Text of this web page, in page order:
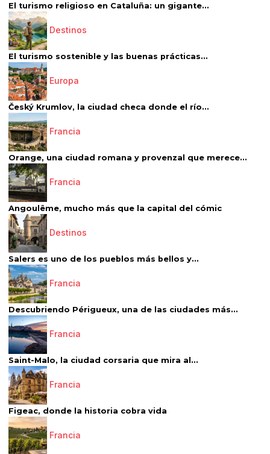
El turismo religioso en Cataluña: un gigante...
Destinos
El turismo sostenible y las buenas prácticas...
Europa
Český Krumlov, la ciudad checa donde el río...
Francia
Orange, una ciudad romana y provenzal que merece...
Francia
Angoulême, mucho más que la capital del cómic
Destinos
Salers es uno de los pueblos más bellos y...
Francia
Descubriendo Périgueux, una de las ciudades más...
Francia
Saint-Malo, la ciudad corsaria que mira al...
Francia
Figeac, donde la historia cobra vida
Francia